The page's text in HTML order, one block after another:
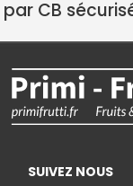
par CB
SUIVEZ NOUS